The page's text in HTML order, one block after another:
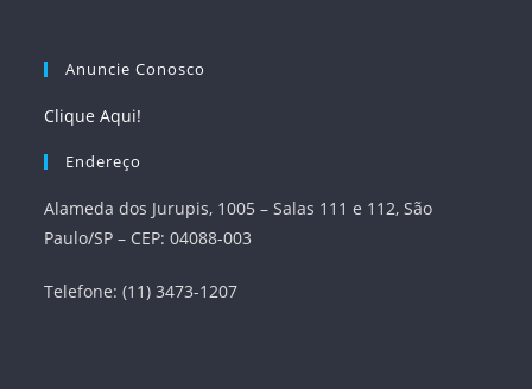
Anuncie Conosco
Clique Aqui!
Endereço
Alameda dos Jurupis, 1005 – Salas 111 e 112, São
Paulo/SP – CEP: 04088-003
Telefone: (11) 3473-1207